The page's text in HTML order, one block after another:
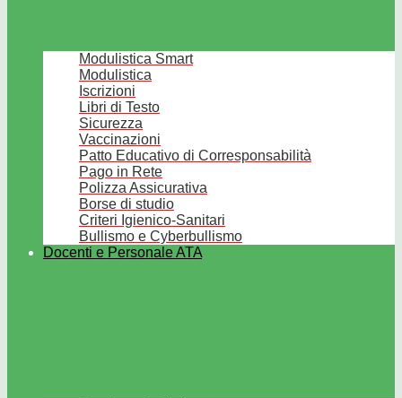
Modulistica Smart
Modulistica
Iscrizioni
Libri di Testo
Sicurezza
Vaccinazioni
Patto Educativo di Corresponsabilità
Pago in Rete
Polizza Assicurativa
Borse di studio
Criteri Igienico-Sanitari
Bullismo e Cyberbullismo
Docenti e Personale ATA